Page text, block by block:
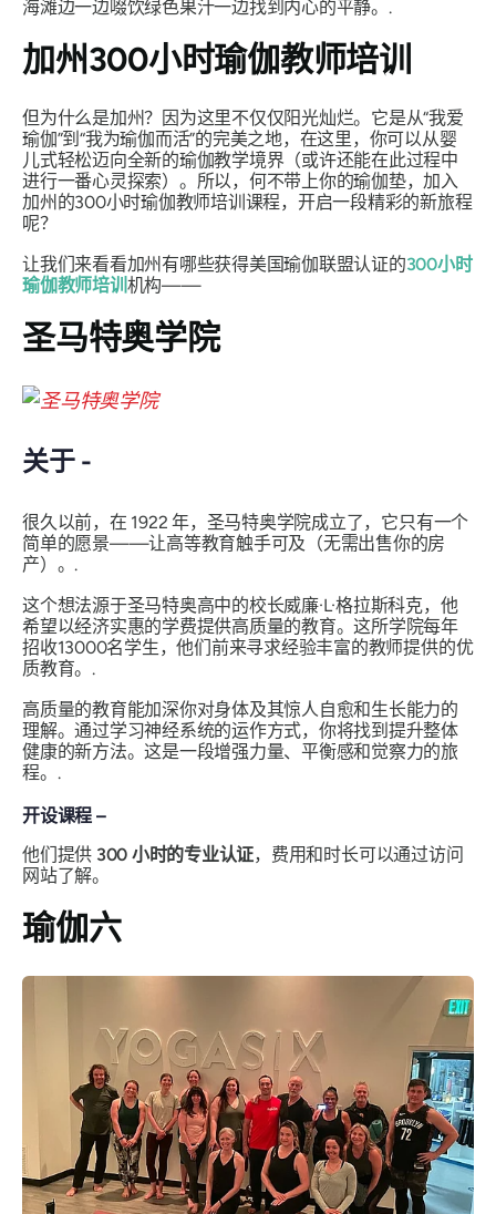
海滩边一边啜饮绿色果汁一边找到内心的平静。.
加州300小时瑜伽教师培训
但为什么是加州？因为这里不仅仅阳光灿烂。它是从“我爱
瑜伽”到“我为瑜伽而活”的完美之地，在这里，你可以从婴
儿式轻松迈向全新的瑜伽教学境界（或许还能在此过程中
进行一番心灵探索）。所以，何不带上你的瑜伽垫，加入
加州的300小时瑜伽教师培训课程，开启一段精彩的新旅程
呢？
让我们来看看加州有哪些获得美国瑜伽联盟认证的300小时
瑜伽教师培训 机构——
圣马特奥学院
关于 -
很久以前，在 1922 年，圣马特奥学院成立了，它只有一个
简单的愿景——让高等教育触手可及（无需出售你的房
产）。.
这个想法源于圣马特奥高中的校长威廉·L·格拉斯科克，他
希望以经济实惠的学费提供高质量的教育。这所学院每年
招收13000名学生，他们前来寻求经验丰富的教师提供的优
质教育。.
高质量的教育能加深你对身体及其惊人自愈和生长能力的
理解。通过学习神经系统的运作方式，你将找到提升整体
健康的新方法。这是一段增强力量、平衡感和觉察力的旅
程。.
开设课程 –
他们提供 300 小时的专业认证，费用和时长可以通过访问
网站了解。
瑜伽六